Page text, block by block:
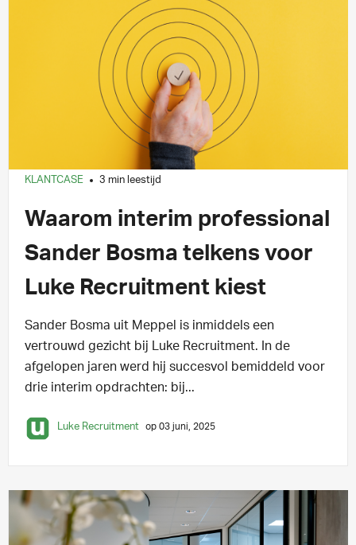
KLANTCASE 3 min leestijd
Waarom interim professional
Sander Bosma telkens voor
Luke Recruitment kiest
Sander Bosma uit Meppel is inmiddels een
vertrouwd gezicht bij Luke Recruitment. In de
afgelopen jaren werd hij succesvol bemiddeld voor
drie interim opdrachten: bij...
Luke Recruitment op 03 juni, 2025